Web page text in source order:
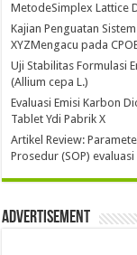
MetodeSimplex Lattice
Kajian Penguatan
XYZMengacu pada
Uji Stabilitas Formulasi
(Allium cepa L.)
Evaluasi Emisi Karbon
Tablet Ydi Pabrik X
Artikel Review:
Prosedur (SOP)
Advertisement